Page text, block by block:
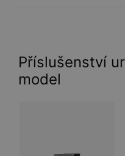
Příslušenství
model